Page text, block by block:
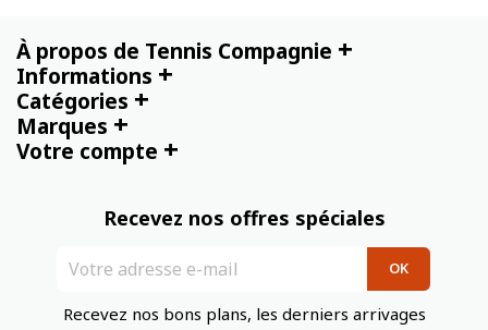
À propos de Tennis Compagnie +
Informations +
Catégories +
Marques +
Votre compte +
Recevez nos offres spéciales
Recevez nos bons plans, les derniers arrivages